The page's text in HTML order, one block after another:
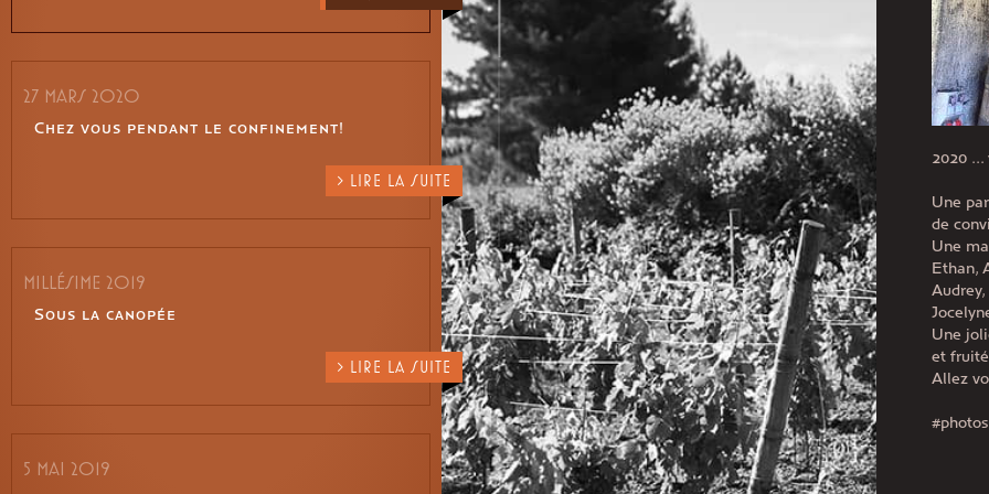
27 MARS 2020
Chez vous pendant le confinement!
> LIRE LA SUITE
MILLÉSIME 2019
Sous la canopée
> LIRE LA SUITE
5 MAI 2019
2020
Une
de
Une
Ethan,
Une
et
Allez